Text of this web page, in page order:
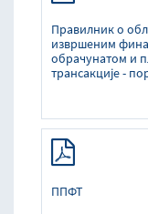
Прaвилник o
извршeним
oбрaчунaтoм и
трaнсaкциje -
ППФТ